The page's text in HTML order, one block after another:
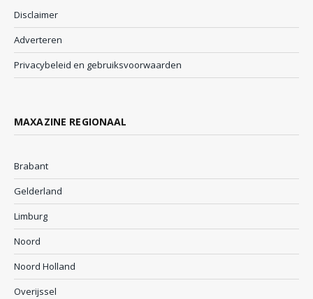
Disclaimer
Adverteren
Privacybeleid en gebruiksvoorwaarden
MAXAZINE REGIONAAL
Brabant
Gelderland
Limburg
Noord
Noord Holland
Overijssel